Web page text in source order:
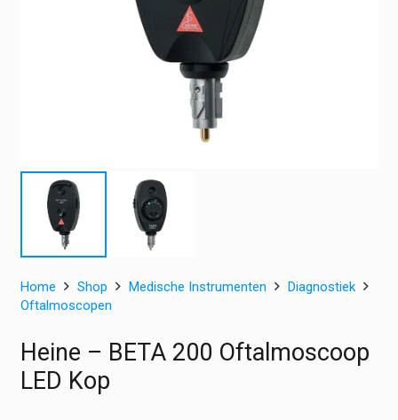
Home Shop Medische Instrumenten
Diagnostiek
Oftalmoscopen
Heine – BETA 200 Oftalmoscoop
LED Kop